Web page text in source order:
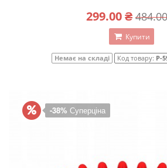
299.00 ₴
Купити
Немає на складі Код товару: P-
-38% Суперціна